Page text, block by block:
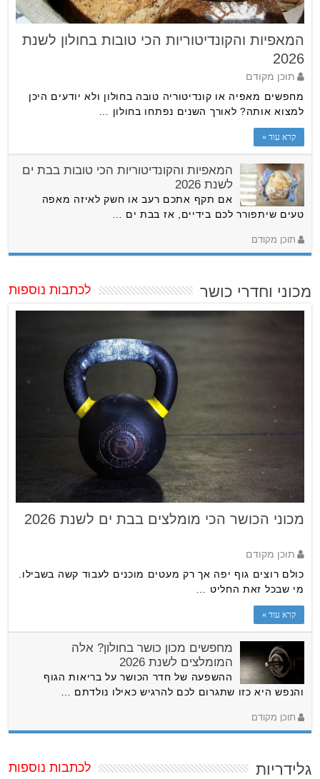
המאפיות והקונדיטוריות הכי טובות בחולון לשנת
2026
תוכן מקודם
מחפשים מאפיה או קונדיטוריה טובה בחולון ולא יודעים היכן
למצוא אותה? לאורך השנים נפתחו בחולון …
קרא עוד »
המאפיות והקונדיטוריות הכי טובות בבת ים
לשנת 2026
אם תקף אתכם רעב או חשק לאיזה מאפה
טעים שיתפורר לכם בידיים, אז בבת ים …
תוכן מקודם
מכוני וחדרי כושר לכתבות נוספות
מכוני הכושר הכי מומלצים בבת ים לשנת 2026
תוכן מקודם
כולם רוצים גוף יפה אך רק מעטים מוכנים לעבוד קשה בשבילו.
מי שבכל זאת החליט …
קרא עוד »
מחפשים מכון כושר בחולון? אלה
המומלצים לשנת 2026
ההשפעה של חדר הכושר על בריאות הגוף
והנפש היא כזו שתגרום לכם להרגיש כאילו נולדתם …
תוכן מקודם
גלידריות לכתבות נוספות